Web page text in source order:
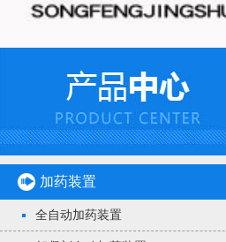
加药装置
全自动加药装置